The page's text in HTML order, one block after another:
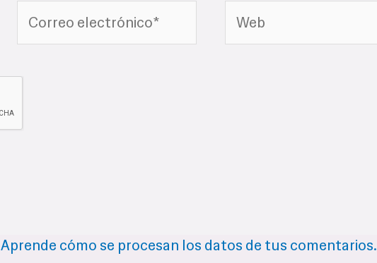
electrónico*
Aprende cómo se procesan los datos de tus comentarios.